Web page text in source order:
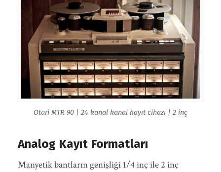
Otari MTR 90 | 24 kanal kanal kayıt cihazı | 2 inç
Analog Kayıt Formatları
Manyetik bantların genişliği 1/4 inç ile 2 inç